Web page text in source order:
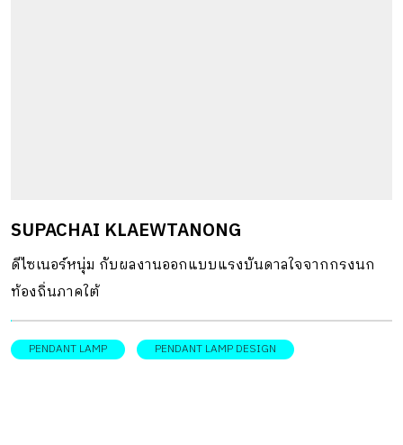
SUPACHAI KLAEWTANONG
ดีไซเนอร์หนุ่ม กับผลงานออกแบบแรงบันดาลใจจากกรงนก
ท้องถิ่นภาคใต้
PENDANT LAMP PENDANT LAMP DESIGN